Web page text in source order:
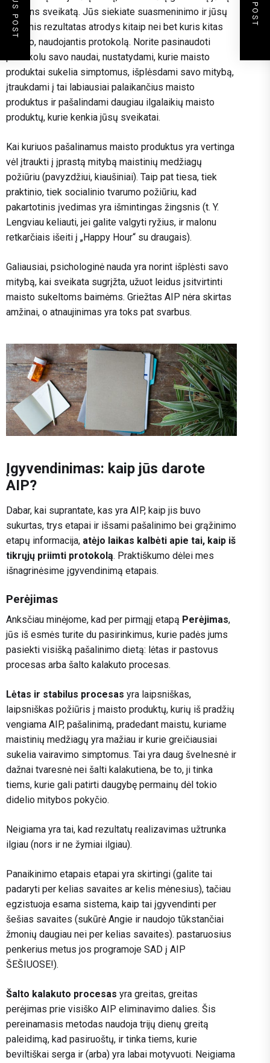
asmens sveikatą. Jūs siekiate suasmeninimo ir jūsų
galutinis rezultatas atrodys kitaip nei bet kuris kitas
asmuo, naudojantis protokolą. Norite pasinaudoti
protokolu savo naudai, nustatydami, kurie maisto
produktai sukelia simptomus, išplėsdami savo mitybą,
įtraukdami į tai labiausiai palaikančius maisto
produktus ir pašalindami daugiau ilgalaikių maisto
produktų, kurie kenkia jūsų sveikatai.
Kai kuriuos pašalinamus maisto produktus yra vertinga
vėl įtraukti į įprastą mitybą maistinių medžiagų
požiūriu (pavyzdžiui, kiaušiniai). Taip pat tiesa, tiek
praktinio, tiek socialinio tvarumo požiūriu, kad
pakartotinis įvedimas yra išmintingas žingsnis (t. Y.
Lengviau keliauti, jei galite valgyti ryžius, ir malonu
retkarčiais išeiti į „Happy Hour“ su draugais).
Galiausiai, psichologinė nauda yra norint išplėsti savo
mitybą, kai sveikata sugrįžta, užuot leidus įsitvirtinti
maisto sukeltoms baimėms. Griežtas AIP nėra skirtas
amžinai, o atnaujinimas yra toks pat svarbus.
Įgyvendinimas: kaip jūs darote
AIP?
Dabar, kai suprantate, kas yra AIP, kaip jis buvo
sukurtas, trys etapai ir išsami pašalinimo bei grąžinimo
etapų informacija, atėjo laikas kalbėti apie tai, kaip iš
tikrųjų priimti protokolą. Praktiškumo dėlei mes
išnagrinėsime įgyvendinimą etapais.
Perėjimas
Anksčiau minėjome, kad per pirmąjį etapą Perėjimas,
jūs iš esmės turite du pasirinkimus, kurie padės jums
pasiekti visišką pašalinimo dietą: lėtas ir pastovus
procesas arba šalto kalakuto procesas.
Lėtas ir stabilus procesas yra laipsniškas,
laipsniškas požiūris į maisto produktų, kurių iš pradžių
vengiama AIP, pašalinimą, pradedant maistu, kuriame
maistinių medžiagų yra mažiau ir kurie greičiausiai
sukelia vairavimo simptomus. Tai yra daug švelnesnė ir
dažnai tvaresnė nei šalti kalakutiena, be to, ji tinka
tiems, kurie gali patirti daugybę permainų dėl tokio
didelio mitybos pokyčio.
Neigiama yra tai, kad rezultatų realizavimas užtrunka
ilgiau (nors ir ne žymiai ilgiau).
Panaikinimo etapais etapai yra skirtingi (galite tai
padaryti per kelias savaites ar kelis mėnesius), tačiau
egzistuoja esama sistema, kaip tai įgyvendinti per
šešias savaites (sukūrė Angie ir naudojo tūkstančiai
žmonių daugiau nei per kelias savaites). pastaruosius
penkerius metus jos programoje SAD į AIP
ŠEŠIUOSE!).
Šalto kalakuto procesas yra greitas, greitas
perėjimas prie visiško AIP eliminavimo dalies. Šis
pereinamasis metodas naudoja trijų dienų greitą
paleidimą, kad pasiruoštų, ir tinka tiems, kurie
beviltiškai serga ir (arba) yra labai motyvuoti. Neigiama